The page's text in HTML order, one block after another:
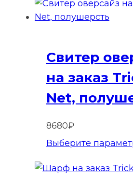
Свитер
на заказ
Net,
8680₽
Выберите